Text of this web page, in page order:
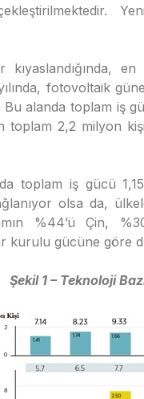
kıyaslandığında,
fotovoltaik
Bu alanda toplam iş
toplam 2,2 milyon
toplam iş gücü
olsa da,
%44’ü Çin,
kurulu gücüne göre
Şekil 1 – Teknoloji